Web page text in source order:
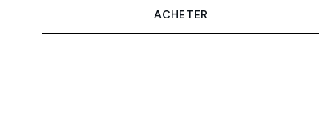
ACHETER